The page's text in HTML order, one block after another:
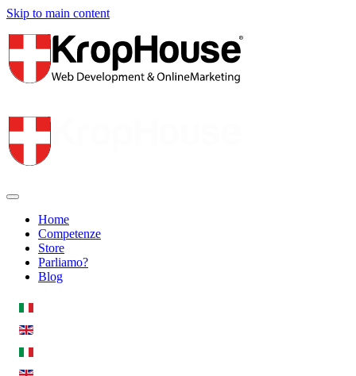
Skip to main content
Home
Competenze
Store
Parliamo?
Blog